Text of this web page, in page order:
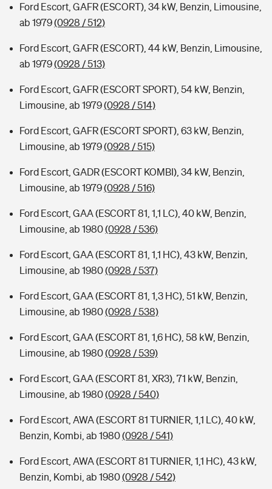
Ford Escort, GAFR (ESCORT), 34 kW, Benzin, Limousine,
ab 1979(0928 / 512)
Ford Escort, GAFR (ESCORT), 44 kW, Benzin, Limousine,
ab 1979(0928 / 513)
Ford Escort, GAFR (ESCORT SPORT), 54 kW, Benzin,
Limousine, ab 1979(0928 / 514)
Ford Escort, GAFR (ESCORT SPORT), 63 kW, Benzin,
Limousine, ab 1979(0928 / 515)
Ford Escort, GADR (ESCORT KOMBI), 34 kW, Benzin,
Limousine, ab 1979(0928 / 516)
Ford Escort, GAA (ESCORT 81, 1,1 LC), 40 kW, Benzin,
Limousine, ab 1980(0928 / 536)
Ford Escort, GAA (ESCORT 81, 1,1 HC), 43 kW, Benzin,
Limousine, ab 1980(0928 / 537)
Ford Escort, GAA (ESCORT 81, 1,3 HC), 51 kW, Benzin,
Limousine, ab 1980(0928 / 538)
Ford Escort, GAA (ESCORT 81, 1,6 HC), 58 kW, Benzin,
Limousine, ab 1980(0928 / 539)
Ford Escort, GAA (ESCORT 81, XR3), 71 kW, Benzin,
Limousine, ab 1980(0928 / 540)
Ford Escort, AWA (ESCORT 81 TURNIER, 1,1 LC), 40 kW,
Benzin, Kombi, ab 1980(0928 / 541)
Ford Escort, AWA (ESCORT 81 TURNIER, 1,1 HC), 43 kW,
Benzin, Kombi, ab 1980(0928 / 542)